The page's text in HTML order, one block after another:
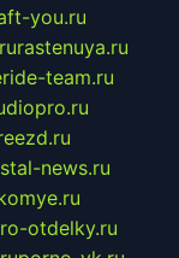
you.ru
rastenuya.ru
team.ru
news.ru
otdelky.ru